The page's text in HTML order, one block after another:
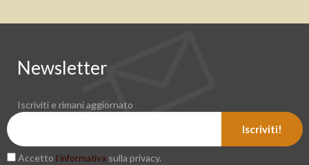
Newsletter
Iscriviti e rimani aggiornato
Iscriviti!
Accetto l’informativa sulla privacy.